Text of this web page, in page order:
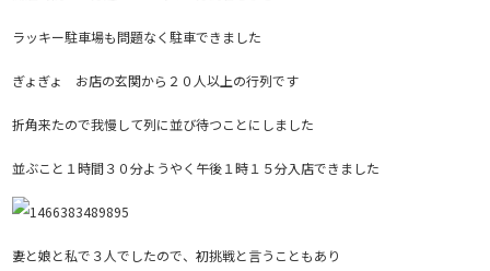
ラッキー駐車場も問題なく駐車できました
ぎょぎょ お店の玄関から２０人以上の行列です
折角来たので我慢して列に並び待つことにしました
並ぶこと１時間３０分ようやく午後１時１５分入店できました
妻と娘と私で３人でしたので、初挑戦と言うこともあり